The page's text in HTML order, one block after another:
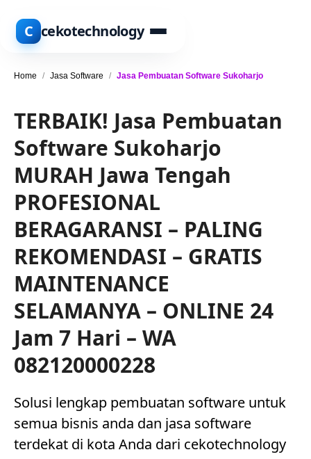
C cekotechnology
Home / Jasa Software / Jasa Pembuatan Software Sukoharjo
TERBAIK! Jasa Pembuatan
Software Sukoharjo
MURAH Jawa Tengah
PROFESIONAL
BERAGARANSI – PALING
REKOMENDASI – GRATIS
MAINTENANCE
SELAMANYA – ONLINE 24
Jam 7 Hari – WA
082120000228
Solusi lengkap pembuatan software untuk
semua bisnis anda dan jasa software
terdekat di kota Anda dari cekotechnology